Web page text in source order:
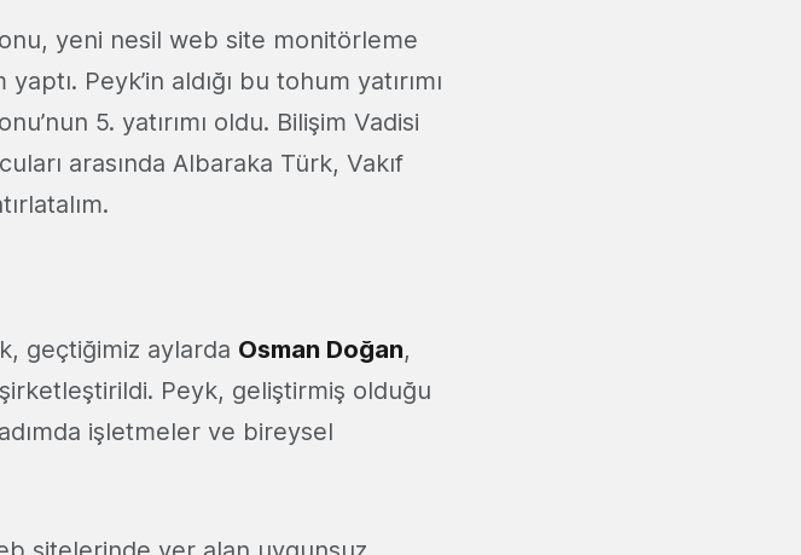
yeni nesil web site monitörleme
Peyk’in aldığı bu tohum yatırımı
5. yatırımı oldu. Bilişim Vadisi
arasında Albaraka Türk, Vakıf
geçtiğimiz aylarda Osman Doğan,
Peyk, geliştirmiş olduğu
işletmeler ve bireysel